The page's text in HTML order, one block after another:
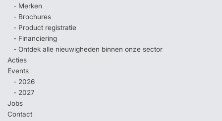
- Merken
- Brochures
- Product registratie
- Financiering
- Ontdek alle nieuwigheden binnen onze sector
Acties
Events
- 2026
- 2027
Jobs
Contact